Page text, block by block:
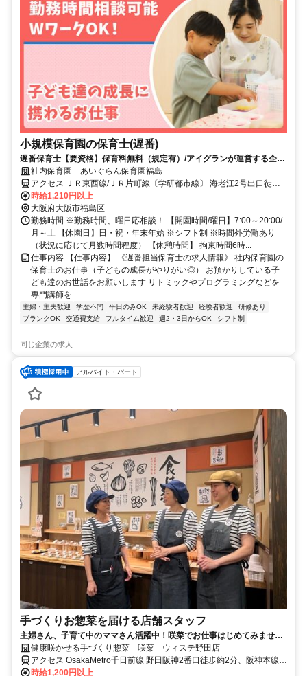
小規模保育園の保育士(遅番)
遅番保育士【要資格】保育料無料（規定有）/アイグランが運営する企業
主導型直営保育園
社内保育園 あいぐらん保育園福島
アクセス ＪＲ東西線/ＪＲ片町線〔学研都市線〕 海老江2号出口徒歩
約4分、阪神本線/山陽電鉄本線 淀川東口徒歩約6分、OsakaMetro千日
前線 野田阪神2番口徒歩約7分
時給1,210円以上
大阪府大阪市福島区
勤務時間 ※勤務時間、曜日応相談！ 【開園時間/曜日】7:00～20:00/
月～土 【休園日】日・祝・年末年始 ※シフト制 ※時間外労働あり
（状況に応じて月数時間程度） 【休憩時間】 拘束時間6時...
仕事内容 【仕事内容】 《遅番担当保育士の求人情報》 社内保育園の
保育士のお仕事（子どもの成長がやりがい◎） お預かりしている子
ども達のお世話をお願いします リトミックやプログラミングなどを
専門講師を...
主婦・主夫歓迎 学歴不問 平日のみOK 未経験者歓迎 経験者歓迎
研修あり
ブランクOK
交通費支給 フルタイム歓迎 週2・3日からOK シフト制
同じ企業の求人
アルバイト・パート
手づくりお惣菜を届ける店舗スタッフ
主婦さん、子育て中のママさん活躍中！咲菜でお仕事はじめてみません
か♪健康咲かせる手づくり惣菜 咲菜 ウィステ野田店
アクセス OsakaMetro千日前線 野田阪神2番口徒歩約2分、阪神本線
野田（阪神線）徒歩約2分、ＪＲ東西線/ＪＲ片町線〔学研都市線〕 海
時給1,200円以上